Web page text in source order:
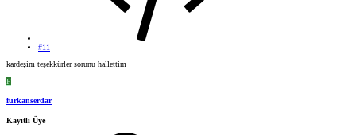
#11
kardeşim teşekkürler sorunu hallettim
F
furkanserdar
Kayıtlı Üye